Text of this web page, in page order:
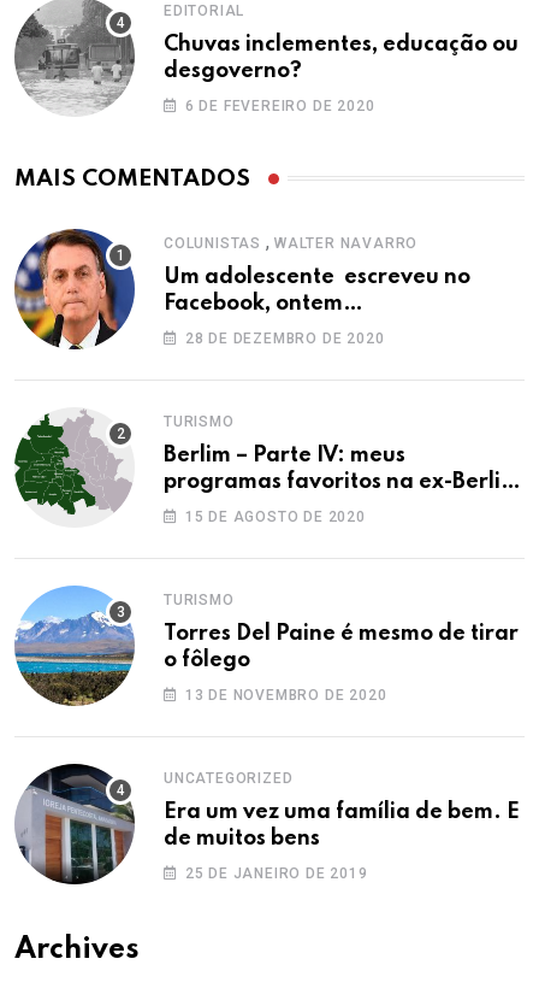
EDITORIAL
Chuvas inclementes, educação ou
desgoverno?
6 DE FEVEREIRO DE 2020
MAIS COMENTADOS
COLUNISTAS , WALTER NAVARRO
Um adolescente escreveu no
Facebook, ontem…
28 DE DEZEMBRO DE 2020
TURISMO
Berlim – Parte IV: meus
programas favoritos na ex-Berlim
Ocidental
15 DE AGOSTO DE 2020
TURISMO
Torres Del Paine é mesmo de tirar
o fôlego
13 DE NOVEMBRO DE 2020
UNCATEGORIZED
Era um vez uma família de bem. E
de muitos bens
25 DE JANEIRO DE 2019
Archives